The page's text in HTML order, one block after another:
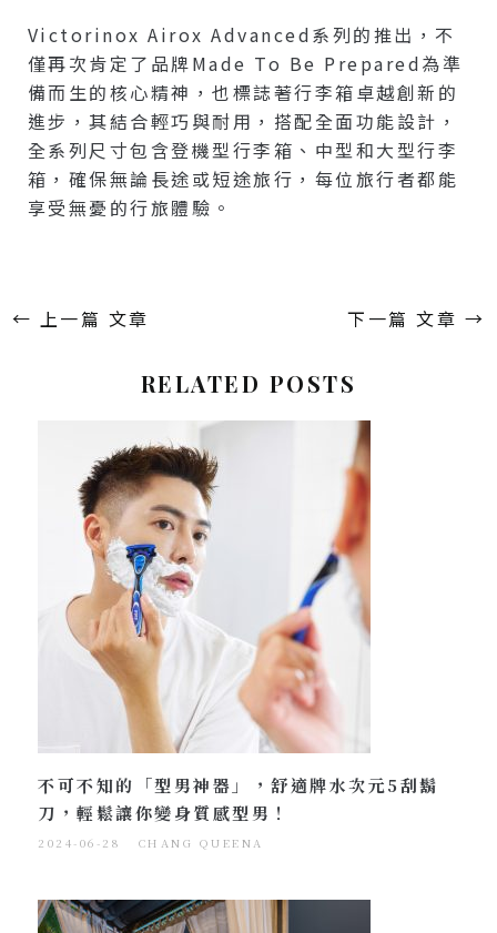
Victorinox Airox Advanced系列的推出，不
僅再次肯定了品牌Made To Be Prepared為準
備而生的核心精神，也標誌著行李箱卓越創新的
進步，其結合輕巧與耐用，搭配全面功能設計，
全系列尺寸包含登機型行李箱、中型和大型行李
箱，確保無論長途或短途旅行，每位旅行者都能
享受無憂的行旅體驗。
← 上一篇 文章 下一篇 文章 →
RELATED POSTS
不可不知的「型男神器」，舒適牌水次元5刮鬍
刀，輕鬆讓你變身質感型男！
2024-06-28 CHANG QUEENA